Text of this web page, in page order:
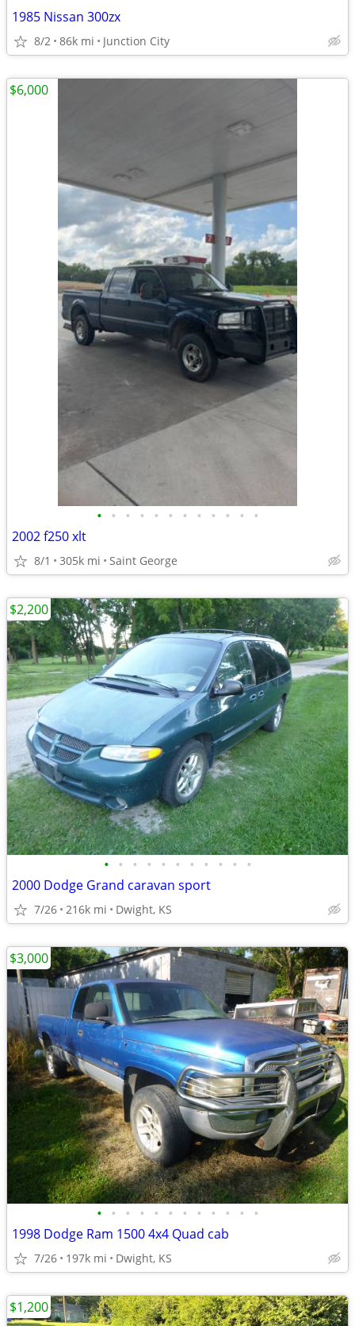
1985 Nissan 300zx
8/2 86k mi Junction City
• • • • • • • • • • • •
2002 f250 xlt
8/1 305k mi Saint George
$6,000
• • • • • • • • • • •
2000 Dodge Grand caravan sport
7/26 216k mi Dwight, KS
$2,200
• • • • • • • • • • • •
1998 Dodge Ram 1500 4x4 Quad cab
7/26 197k mi Dwight, KS
$3,000
$1,200